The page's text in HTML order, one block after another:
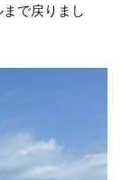
で戻りまし